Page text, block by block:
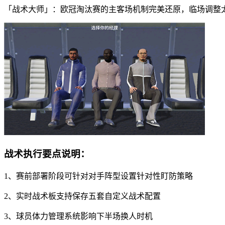
「战术大师」：欧冠淘汰赛的主客场机制完美还原，临场调整
战术执行要点说明：
1、赛前部署阶段可针对对手阵型设置针对性盯防策略
2、实时战术板支持保存五套自定义战术配置
3、球员体力管理系统影响下半场换人时机